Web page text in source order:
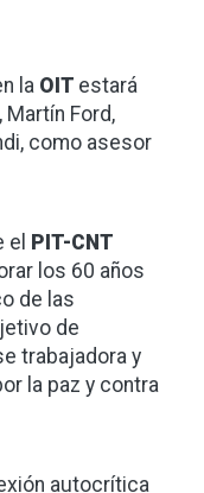
la OIT estará
Martín Ford,
como asesor
el
PIT-CNT
los 60 años
de las
de
trabajadora y
la paz y contra
autocrítica